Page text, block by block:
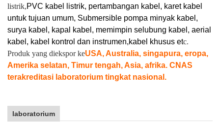
listrik,PVC kabel listrik, pertambangan kabel, karet kabel
untuk tujuan umum, Submersible pompa minyak kabel,
surya kabel, kapal kabel, memimpin selubung kabel, aerial
kabel, kabel kontrol dan instrumen,kabel khusus etc.
Produk yang diekspor keUSA, Australia, singapura, eropa,
Amerika selatan, Timur tengah, Asia, afrika. CNAS
terakreditasi laboratorium tingkat nasional.
laboratorium